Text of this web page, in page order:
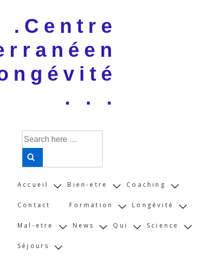
Main
.Centre
. . .
Search
for:
Main
Accueil Bien-etre Coaching
Contact Formation Longévité
Mal-etre News Qui Science
Séjours